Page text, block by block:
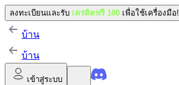
ลงทะเบียนและรับ เครดิตฟรี 100 เพื่อใช้เครื่องมือ!
บ้าน
บ้าน
เข้าสู่ระบบ